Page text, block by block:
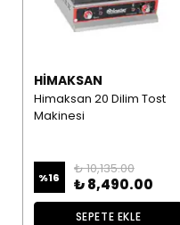
HIMAKSAN
Himaksan 20 Dilim Tost
Makinesi
%16
₺ 10,135.00
₺ 8,490.00
SEPETE EKLE